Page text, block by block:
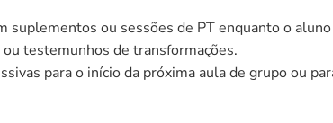
suplementos ou sessões de PT enquanto o
testemunhos de transformações.
para o início da próxima aula de grupo ou